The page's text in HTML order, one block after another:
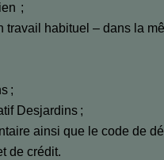
;
habituel – dans la
;
Desjardins ;
ainsi que le code de
de crédit.